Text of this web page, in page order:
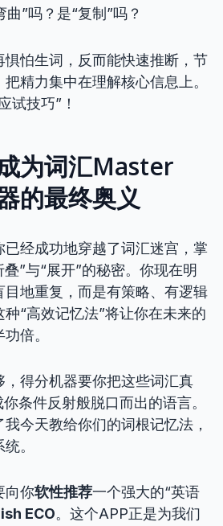
曲”吗？是“复制”吗？
惧怕生词，反而能快速推断，节
精力集中在理解核心信息上。
试技巧”！
为词汇Master
的最终奥义
经成功地穿越了词汇迷宫，掌
”与“展开”的秘密。你现在明
目地重复，而是有策略、有逻辑
“高效记忆法”将让你在未来的
倍。
得分机器要你把这些词汇真
条件反射般脱口而出的语言。
今天教给你们的词根记忆法，
。
向你软性推荐一个强大的“英语
ECO。这个APP正是为我们